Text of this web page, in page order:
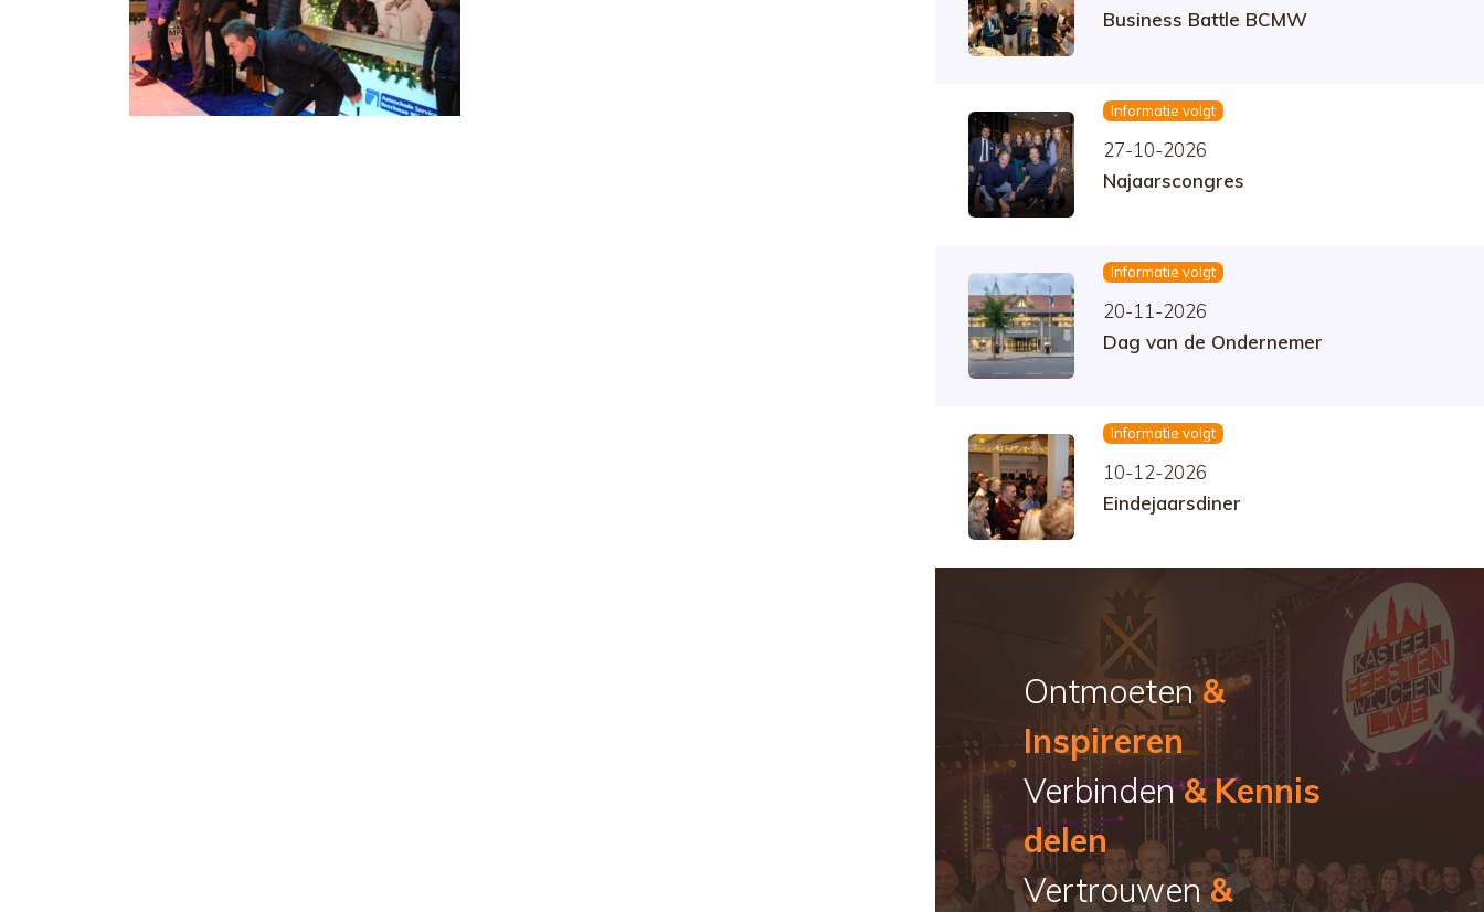
Business Battle BCMW
Informatie volgt
27-10-2026
Najaarscongres
Informatie volgt
20-11-2026
Dag van de Ondernemer
Informatie volgt
10-12-2026
Eindejaarsdiner
Ontmoeten&
Inspireren
Verbinden& Kennis
delen
Vertrouwen&